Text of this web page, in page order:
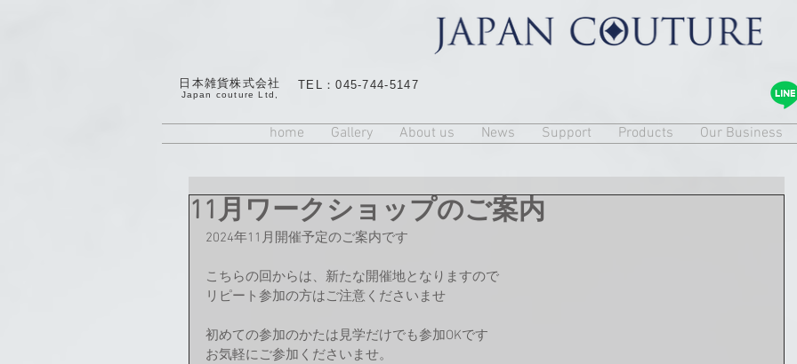
日本雑貨株式会社
​Japan couture Ltd,
TEL：045-744-5147
home Gallery About us News Support Products Our Business
11月ワークショップのご案内
2024年11月開催予定のご案内です
こちらの回からは、新たな開催地となりますので
リピート参加の方はご注意くださいませ
初めての参加のかたは見学だけでも参加OKです
お気軽にご参加くださいませ。